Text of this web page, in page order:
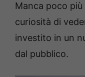
Manca poco più
curiosità di
investito in un
dal pubblico.